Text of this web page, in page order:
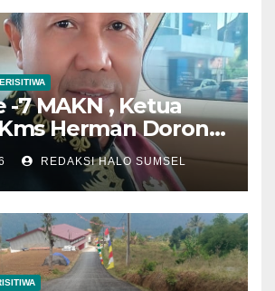
-7 MAKN , Ketua
Herman Dorong
Kedudukan
Verifikasi
Kerajaan Adat
REDAKSI HALO SUMSEL